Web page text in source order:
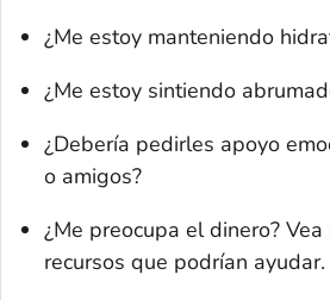
¿Me estoy manteniendo
¿Me estoy sintiendo
¿Debería pedirles apoyo
o amigos?
¿Me preocupa el dinero?
recursos que podrían ayudar.